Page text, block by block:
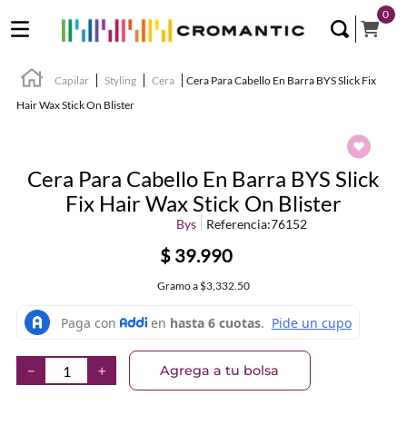
0
Capilar Styling Cera
Cera Para Cabello En Barra BYS Slick Fix
Hair Wax Stick On Blister
Cera Para Cabello En Barra BYS Slick
Fix Hair Wax Stick On Blister
Bys Referencia:76152
$ 39.990
Gramoa $3,332.50
＋
－ Agrega a tu bolsa